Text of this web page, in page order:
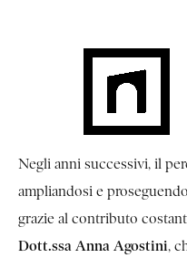
Negli anni successivi, il
ampliandosi e
grazie al contributo
Dott.ssa Anna Agostini,